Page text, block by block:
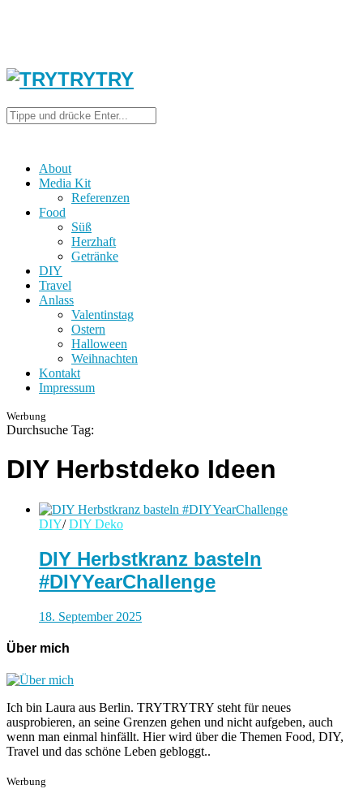
About
Media Kit
Referenzen
Food
Süß
Herzhaft
Getränke
DIY
Travel
Anlass
Valentinstag
Ostern
Halloween
Weihnachten
Kontakt
Impressum
Werbung
Durchsuche Tag:
DIY Herbstdeko Ideen
DIY/ DIY Deko
DIY Herbstkranz basteln
#DIYYearChallenge
18. September 2025
Über mich
Ich bin Laura aus Berlin. TRYTRYTRY steht für neues
ausprobieren, an seine Grenzen gehen und nicht aufgeben, auch
wenn man einmal hinfällt. Hier wird über die Themen Food, DIY,
Travel und das schöne Leben gebloggt..
Werbung